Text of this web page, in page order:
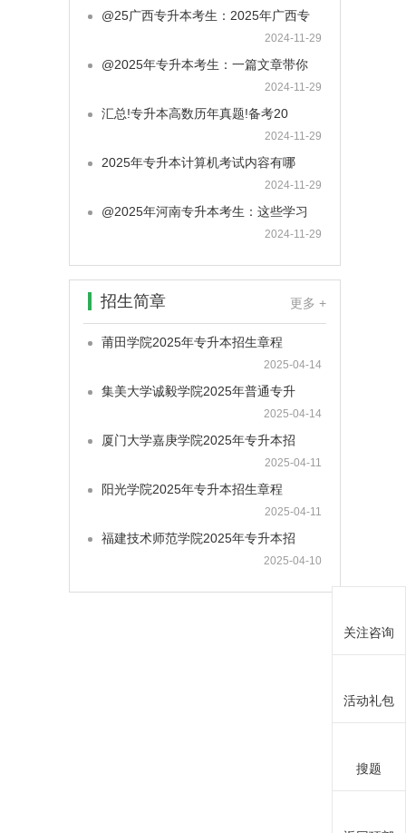
@25广西专升本考生：2025年广西专
2024-11-29
@2025年专升本考生：一篇文章带你
2024-11-29
汇总!专升本高数历年真题!备考20
2024-11-29
2025年专升本计算机考试内容有哪
2024-11-29
@2025年河南专升本考生：这些学习
2024-11-29
招生简章 更多 +
莆田学院2025年专升本招生章程
2025-04-14
集美大学诚毅学院2025年普通专升
2025-04-14
厦门大学嘉庚学院2025年专升本招
2025-04-11
阳光学院2025年专升本招生章程
2025-04-11
福建技术师范学院2025年专升本招
2025-04-10
关注咨询
活动礼包
搜题